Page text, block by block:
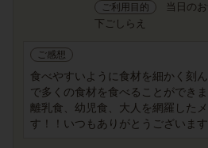
ご利用目的
当日の
下ごしらえ
ご感想
食べやすいように食材を細かく刻
で多くの食材を食べることができま
離乳食、幼児食、大人を網羅した
す！！いつもありがとうございま